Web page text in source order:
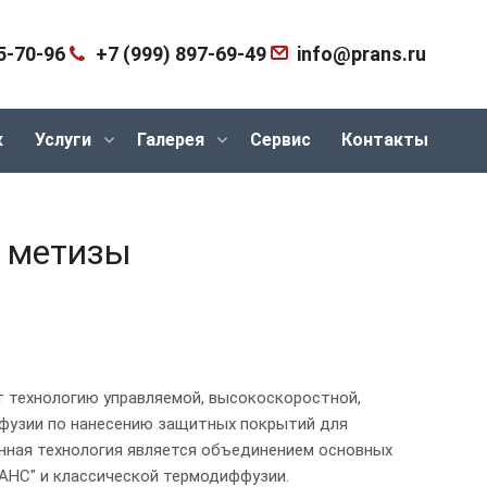
70-96 +7 (999) 897-69-49 info@prans.ru
Услуги Галерея Сервис Контакты
метизы
управляемой, высокоскоростной,
по нанесению защитных покрытий для
технология является объединением основных
и классической термодиффузии.